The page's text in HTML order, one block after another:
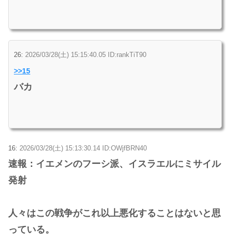
26: 2026/03/28(土) 15:15:40.05 ID:rankTiT90
>>15
バカ
16: 2026/03/28(土) 15:13:30.14 ID:OWjfBRN40
速報：イエメンのフーシ派、イスラエルにミサイル
発射
人々はこの戦争がこれ以上悪化することはないと思
っている。